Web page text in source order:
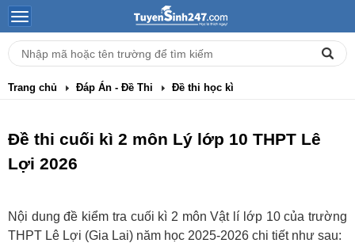
Trang chủ Đáp Án - Đề Thi Đề thi học kì
Đề thi cuối kì 2 môn Lý lớp 10 THPT Lê
Lợi 2026
Nội dung đề kiểm tra cuối kì 2 môn Vật lí lớp 10 của trường
THPT Lê Lợi (Gia Lai) năm học 2025-2026 chi tiết như sau: